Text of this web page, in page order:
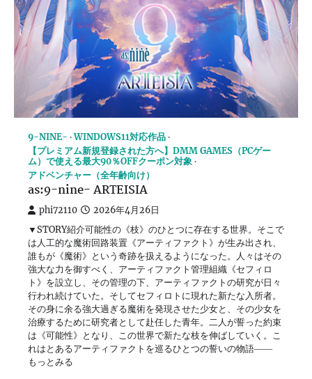
9-NINE-
WINDOWS11対応作品
【プレミアム新規登録された方へ】DMM GAMES（PCゲー
ム）で使える最大90％OFFクーポン対象
アドベンチャー（全年齢向け）
as:9-nine- ARTEISIA
phi72110 2026年4月26日
▼STORY紹介可能性の《枝》のひとつに存在する世界。そこで
は人工的な魔術回路装置《アーティファクト》が生み出され、
誰もが《魔術》という奇跡を扱えるようになった。人々はその
強大な力を御すべく、アーティファクト管理組織《セフィロ
ト》を設立し、その管理の下、アーティファクトの研究が日々
行われ続けていた。そしてセフィロトに現れた新たな入所者。
その身に余る強大過ぎる魔術を発現させた少女と、その少女を
治療するために研究者として赴任した青年。二人が誓った約束
は《可能性》となり、この世界で新たな枝を伸ばしていく。こ
れはとあるアーティファクトを巡るひとつの誓いの物語――
もっとみる